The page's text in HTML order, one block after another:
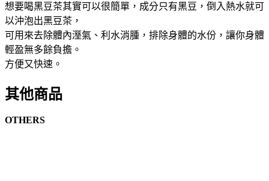
想要喝黑豆茶其實可以很簡單，成分只有黑豆，倒入熱水就可
以沖泡出黑豆茶，
可用來去除體內溼氣、利水消腫，排除身體的水份，讓你身體
輕盈無多餘負擔。
方便又快速。
其他商品
OTHERS